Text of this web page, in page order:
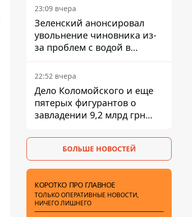
Ощадбанке – каким было
решение
23:09 вчера
Зеленский анонсировал
увольнение чиновника из-
за проблем с водой в
Марганце
22:52 вчера
Дело Коломойского и еще
пятерых фигурантов о
завладении 9,2 млрд грн
суд
БОЛЬШЕ НОВОСТЕЙ
КОРОТКО ПРО ГЛАВНОЕ
ТОЛЬКО ОПЕРАТИВНЫЕ НОВОСТИ,
НИЧЕГО ЛИШНЕГО